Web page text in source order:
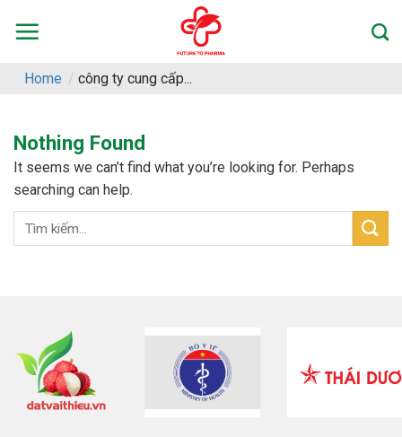
Home / công ty cung cấp...
Nothing Found
It seems we can’t find what you’re looking for. Perhaps
searching can help.